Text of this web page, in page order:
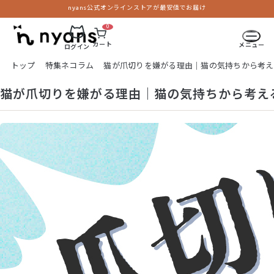
nyans公式オンラインストアが最安値でお届け
メニュー
ログイン
0
カート
トップ 特集ネコラム 猫が爪切りを嫌がる理由｜猫の気持ちから考
猫が爪切りを嫌がる理由｜猫の気持ちから考